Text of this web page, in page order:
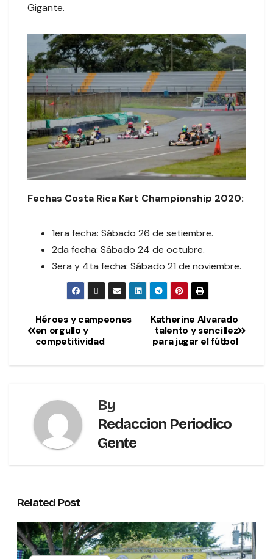
Gigante.
Fechas Costa Rica Kart Championship 2020:
1era fecha: Sábado 26 de setiembre.
2da fecha: Sábado 24 de octubre.
3era y 4ta fecha: Sábado 21 de noviembre.
Katherine Alvarado
talento y sencillez
para jugar el fútbol
Héroes y campeones
en orgullo y
competitividad
By
Redaccion Periodico
Gente
Related Post